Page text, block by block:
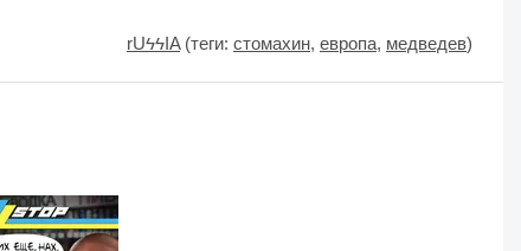
rUϟϟIA(теги: стомахин, европа, медведев)